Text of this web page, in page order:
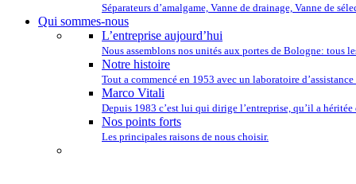
Séparateurs d’amalgame, Vanne de drainage, Vanne de
Qui sommes-nous
L’entreprise aujourd’hui
Nous assemblons nos unités aux portes de Bologne: tous
Notre histoire
Tout a commencé en 1953 avec un laboratoire
Marco Vitali
Depuis 1983 c’est lui qui dirige l’entreprise, qu’il a
Nos points forts
Les principales raisons de nous choisir.